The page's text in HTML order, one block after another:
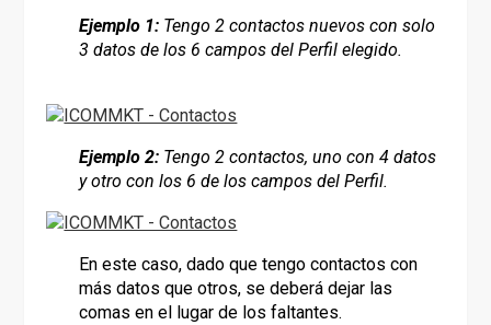
Ejemplo 1: Tengo 2 contactos nuevos con solo
3 datos de los 6 campos del Perfil elegido.
Ejemplo 2: Tengo 2 contactos, uno con 4 datos
y otro con los 6 de los campos del Perfil.
En este caso, dado que tengo contactos con
más datos que otros, se deberá dejar las
comas en el lugar de los faltantes.